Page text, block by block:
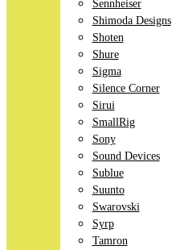
Sennheiser
Shimoda Designs
Shoten
Shure
Sigma
Silence Corner
Sirui
SmallRig
Sony
Sound Devices
Sublue
Suunto
Swarovski
Syrp
Tamron